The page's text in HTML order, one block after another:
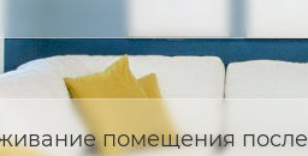
помещения после